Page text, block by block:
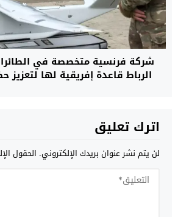
شركة فرنسية متخصصة في
الرباط قاعدة إفريقية لها لتعزيز
اترك تعليق
لن يتم نشر عنوان بريدك الإلكتروني. الحقول